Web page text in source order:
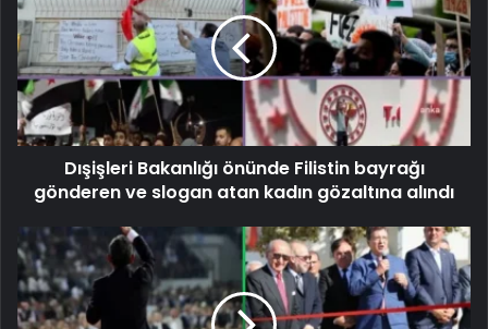
Dışişleri Bakanlığı önünde Filistin bayrağı
gönderen ve slogan atan kadın gözaltına alındı